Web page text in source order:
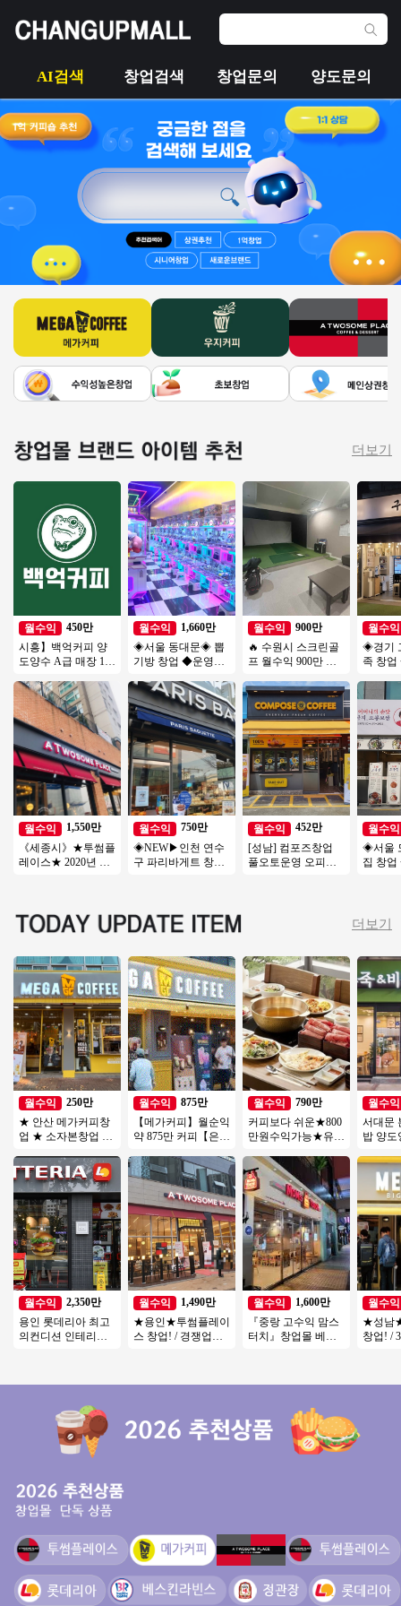
AI검색 창업검색 창업문의 양도문의
더보기
월수익
450만
시흥】백억커피 양
도양수 A급 매장 1억
월수익
1,550만
《세종시》★투썸플
레이스★ 2020년 신
월수익
1,660만
◈서울 동대문◈ 뽑
기방 창업 ◆운영쉬
초보창업/은퇴창업/
직장인투잡
월수익
750만
◈NEW▶인천 연수
구 파리바게트 창업
월수익
900만
🔥 수원시 스크린골
프 월수익 900만 ▶
환급성○
월수익
452만
[성남] 컴포즈창업
풀오토운영 오피스
월수익
◈경기
족 창
업창업/
월수익
◈서울
집 창
더보기
월수익
250만
★ 안산 메가커피창
업 ★ 소자본창업 총
우저렴
월수익
2,350만
용인 롯데리아 최고
의컨디션 인테리어
월수익
875만
【메가커피】월순익
약 875만 커피【은평
피스, 복합상권
월수익
1,490만
★용인★투썸플레이
스 창업! / 경쟁업체
월수익
790만
커피보다 쉬운★800
만원수익가능★유명
도★오토운영★고수
익
월수익
1,600만
『중랑 고수익 맘스
터치』창업몰 베스
월수익
서대문
밥 양도
이즈 창업
인투잡
월수익
★성남
창업! /